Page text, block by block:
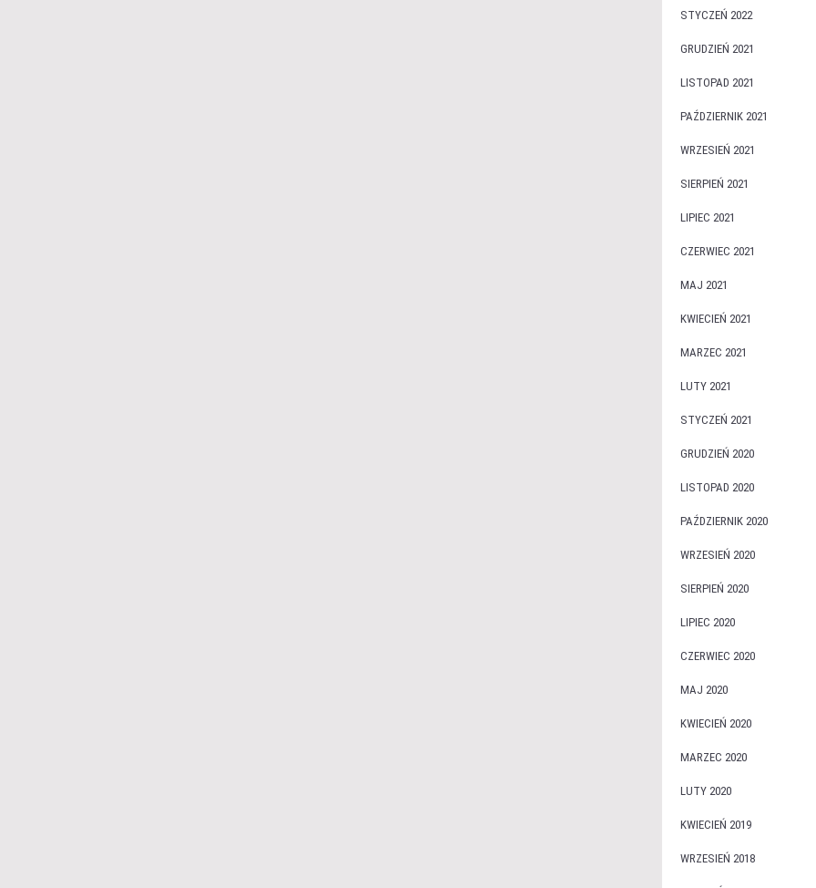
STYCZEŃ 2022
GRUDZIEŃ 2021
LISTOPAD 2021
PAŹDZIERNIK 2021
WRZESIEŃ 2021
SIERPIEŃ 2021
LIPIEC 2021
CZERWIEC 2021
MAJ 2021
KWIECIEŃ 2021
MARZEC 2021
LUTY 2021
STYCZEŃ 2021
GRUDZIEŃ 2020
LISTOPAD 2020
PAŹDZIERNIK 2020
WRZESIEŃ 2020
SIERPIEŃ 2020
LIPIEC 2020
CZERWIEC 2020
MAJ 2020
KWIECIEŃ 2020
MARZEC 2020
LUTY 2020
KWIECIEŃ 2019
WRZESIEŃ 2018